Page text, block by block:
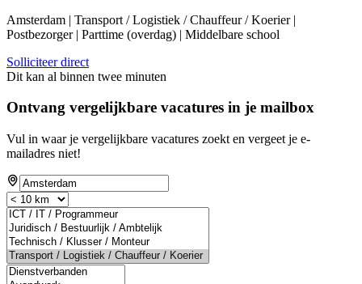
Amsterdam | Transport / Logistiek / Chauffeur / Koerier |
Postbezorger | Parttime (overdag) | Middelbare school
Solliciteer direct
Dit kan al binnen twee minuten
Ontvang vergelijkbare vacatures in je mailbox
Vul in waar je vergelijkbare vacatures zoekt en vergeet je e-
mailadres niet!